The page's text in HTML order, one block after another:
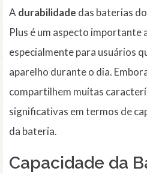
A durabilidade das baterias
Plus é um aspecto importante
especialmente para usuários
aparelho durante o dia.
compartilhem muitas
significativas em termos de
da bateria.
Capacidade da